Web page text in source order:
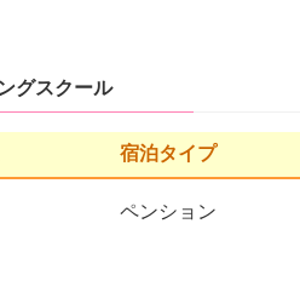
グスクール
宿泊タイプ
ペンション